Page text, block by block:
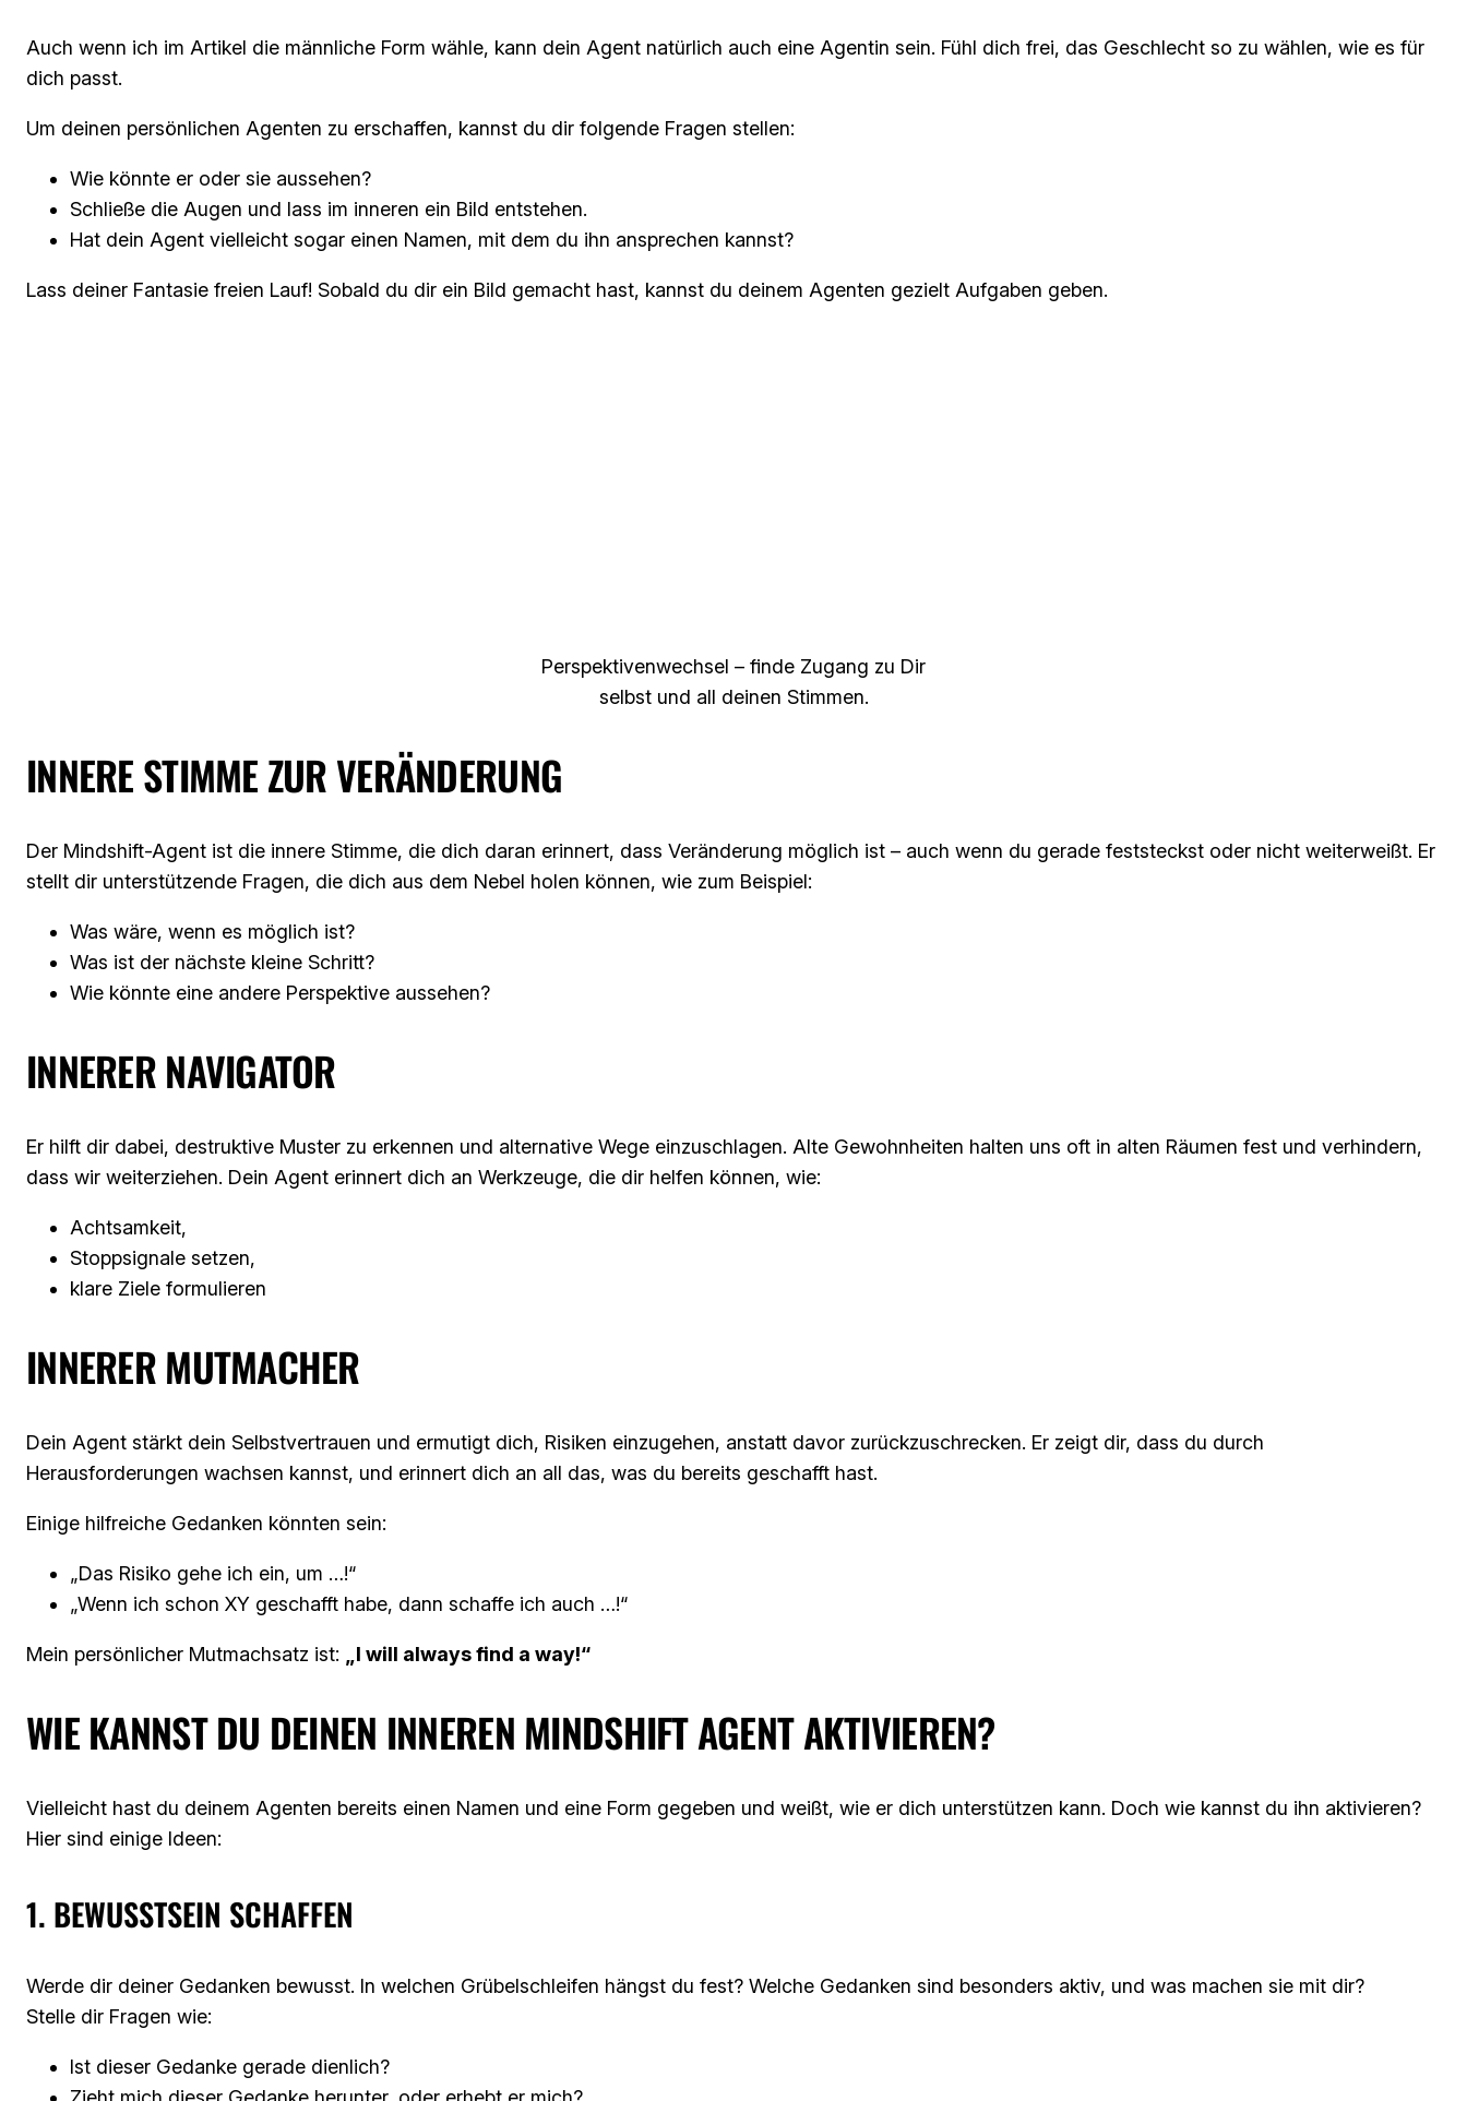
Auch wenn ich im Artikel die männliche Form wähle, kann dein Agent natürlich auch eine Agentin sein. Fühl dich frei, das Geschlecht so zu wählen, wie es für
dich passt.
Um deinen persönlichen Agenten zu erschaffen, kannst du dir folgende Fragen stellen:
Wie könnte er oder sie aussehen?
Schließe die Augen und lass im inneren ein Bild entstehen.
Hat dein Agent vielleicht sogar einen Namen, mit dem du ihn ansprechen kannst?
Lass deiner Fantasie freien Lauf! Sobald du dir ein Bild gemacht hast, kannst du deinem Agenten gezielt Aufgaben geben.
Perspektivenwechsel – finde Zugang zu Dir
selbst und all deinen Stimmen.
INNERE STIMME ZUR VERÄNDERUNG
Der Mindshift-Agent ist die innere Stimme, die dich daran erinnert, dass Veränderung möglich ist – auch wenn du gerade feststeckst oder nicht weiterweißt. Er
stellt dir unterstützende Fragen, die dich aus dem Nebel holen können, wie zum Beispiel:
Was wäre, wenn es möglich ist?
Was ist der nächste kleine Schritt?
Wie könnte eine andere Perspektive aussehen?
INNERER NAVIGATOR
Er hilft dir dabei, destruktive Muster zu erkennen und alternative Wege einzuschlagen. Alte Gewohnheiten halten uns oft in alten Räumen fest und verhindern,
dass wir weiterziehen. Dein Agent erinnert dich an Werkzeuge, die dir helfen können, wie:
Achtsamkeit,
Stoppsignale setzen,
klare Ziele formulieren
INNERER MUTMACHER
Dein Agent stärkt dein Selbstvertrauen und ermutigt dich, Risiken einzugehen, anstatt davor zurückzuschrecken. Er zeigt dir, dass du durch
Herausforderungen wachsen kannst, und erinnert dich an all das, was du bereits geschafft hast.
Einige hilfreiche Gedanken könnten sein:
„Das Risiko gehe ich ein, um …!“
„Wenn ich schon XY geschafft habe, dann schaffe ich auch …!“
Mein persönlicher Mutmachsatz ist: „I will always find a way!“
WIE KANNST DU DEINEN INNEREN MINDSHIFT AGENT AKTIVIEREN?
Vielleicht hast du deinem Agenten bereits einen Namen und eine Form gegeben und weißt, wie er dich unterstützen kann. Doch wie kannst du ihn aktivieren?
Hier sind einige Ideen:
1. BEWUSSTSEIN SCHAFFEN
Werde dir deiner Gedanken bewusst. In welchen Grübelschleifen hängst du fest? Welche Gedanken sind besonders aktiv, und was machen sie mit dir?
Stelle dir Fragen wie:
Ist dieser Gedanke gerade dienlich?